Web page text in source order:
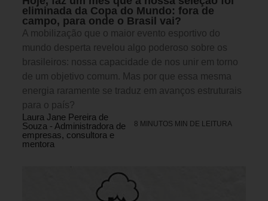
eliminada da Copa do Mundo: fora de
campo, para onde o Brasil vai?
A mobilização que o maior evento esportivo do
mundo desperta revelou algo poderoso sobre os
brasileiros: nossa capacidade de nos unir em torno
de um objetivo comum. Mas por que essa mesma
energia raramente se traduz em avanços estruturais
para o país?
Laura Jane Pereira de
Souza - Administradora de
empresas, consultora e
mentora
8 MINUTOS MIN DE LEITURA